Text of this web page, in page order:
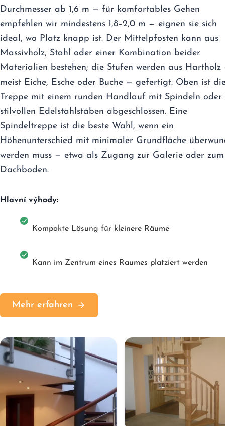
Durchmesser ab 1,6 m — für komfortables Gehen
empfehlen wir mindestens 1,8–2,0 m — eignen sie sich
ideal, wo Platz knapp ist. Der Mittelpfosten kann aus
Massivholz, Stahl oder einer Kombination beider
Materialien bestehen; die Stufen werden aus Hartholz
meist Eiche, Esche oder Buche — gefertigt. Oben ist
Treppe mit einem runden Handlauf mit Spindeln oder
stilvollen Edelstahlstäben abgeschlossen. Eine
Spindeltreppe ist die beste Wahl, wenn ein
Höhenunterschied mit minimaler Grundfläche
werden muss — etwa als Zugang zur Galerie oder zum
Dachboden.
Hlavní výhody:
Kompakte Lösung für kleinere Räume
Kann im Zentrum eines Raumes platziert werden
Mehr erfahren